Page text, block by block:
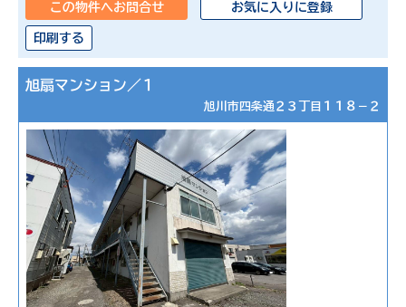
この物件へお問合せ お気に入りに登録
印刷する
旭扇マンション／１
旭川市四条通２３丁目１１８－２